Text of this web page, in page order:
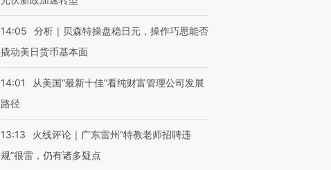
14:05
分析｜贝森特操盘稳日元，操作巧思能否
撬动美日货币基本面
14:01
从美国“最新十佳”看纯财富管理公司发展
路径
13:13
火线评论｜广东雷州“特教老师招聘违
规”很雷，仍有诸多疑点